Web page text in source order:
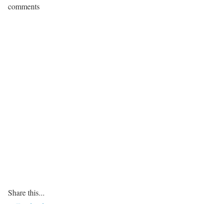
comments
Share this...